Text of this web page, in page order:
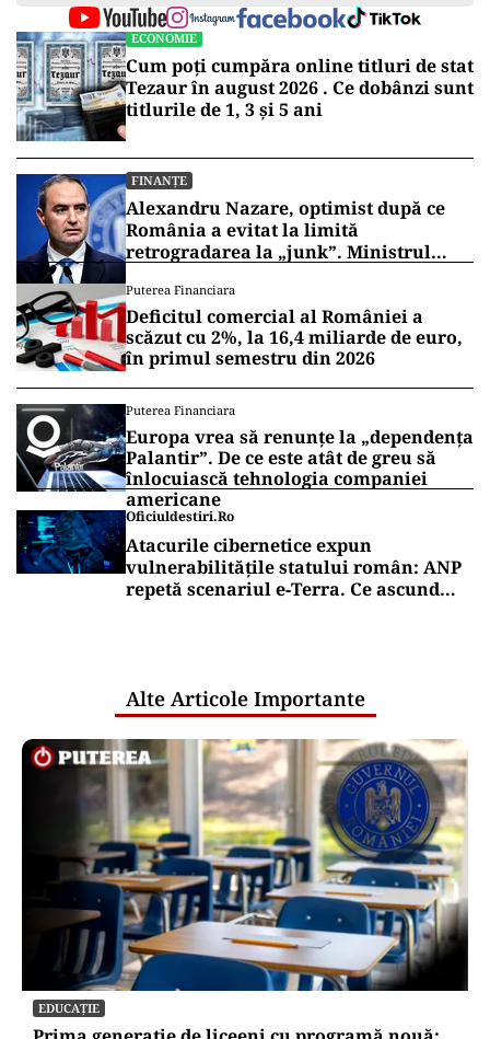
ECONOMIE
Cum poți cumpăra online titluri de stat
Tezaur în august 2026 . Ce dobânzi sunt
titlurile de 1, 3 și 5 ani
FINANȚE
Alexandru Nazare, optimist după ce
România a evitat la limită
retrogradarea la „junk”. Ministrul
în 2027
Puterea Financiara
Deficitul comercial al României a
scăzut cu 2%, la 16,4 miliarde de euro,
în primul semestru din 2026
Puterea Financiara
Europa vrea să renunțe la „dependența
Palantir”. De ce este atât de greu să
înlocuiască tehnologia companiei
americane
Oficiuldestiri.ro
Atacurile cibernetice expun
vulnerabilitățile statului român: ANP
repetă scenariul e‑Terra. Ce ascund
Alte Articole Importante
EDUCAȚIE